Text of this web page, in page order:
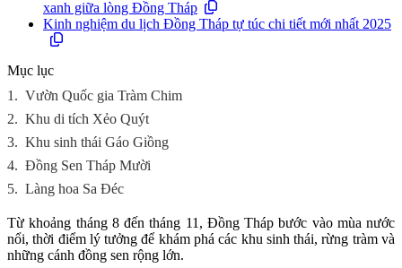
xanh giữa lòng Đồng Tháp
Kinh nghiệm du lịch Đồng Tháp tự túc chi tiết mới nhất 2025
Mục lục
1. Vườn Quốc gia Tràm Chim
2. Khu di tích Xẻo Quýt
3. Khu sinh thái Gáo Giồng
4. Đồng Sen Tháp Mười
5. Làng hoa Sa Đéc
Từ khoảng tháng 8 đến tháng 11, Đồng Tháp bước vào mùa nước
nổi, thời điểm lý tưởng để khám phá các khu sinh thái, rừng tràm và
những cánh đồng sen rộng lớn.